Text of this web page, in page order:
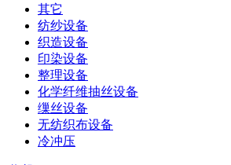
其它
纺纱设备
织造设备
印染设备
整理设备
化学纤维抽丝设备
缫丝设备
无纺织布设备
冷冲压